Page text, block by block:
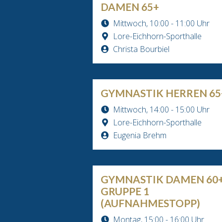
DAMEN 65+
Mittwoch, 10:00 - 11:00 Uhr
Lore-Eichhorn-Sporthalle
Christa Bourbiel
GYMNASTIK HERREN
Mittwoch, 14:00 - 15:00 Uhr
Lore-Eichhorn-Sporthalle
Eugenia Brehm
GYMNASTIK DAMEN
GRUPPE 1
(AUFNAHMESTOPP)
Montag, 15:00 - 16:00 Uhr